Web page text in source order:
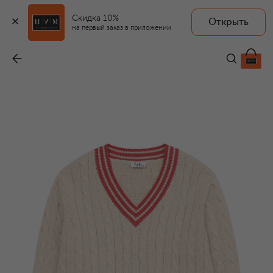
Скидка 10%
на первый заказ в приложении
Открыть
10 650 ₽